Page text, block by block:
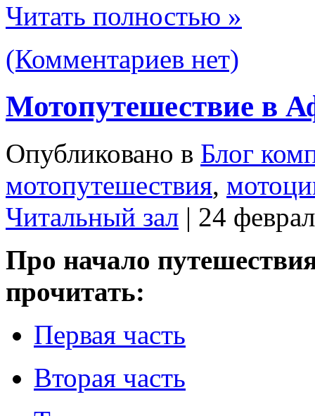
Читать полностью »
(Комментариев нет)
Мотопутешествие в
Опубликовано в Блог
мотопутешествия,
Читальный зал | 24
Про начало
прочитать:
Первая часть
Вторая часть